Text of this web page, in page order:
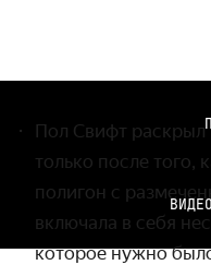
Пол Свифт раскрыл
только после того,
полигон с
включала в себя
которое нужно